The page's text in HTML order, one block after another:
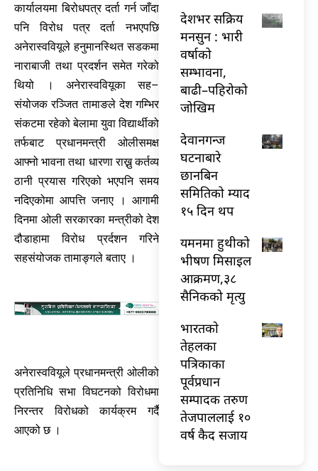
कार्यालयमा बिरोधपत्र दर्ता गर्न जाँदा
पनि विरोध पत्र दर्ता नभएपछि
अनेरास्ववियूले हनुमानस्थित सडकमा
नाराबाजी तथा प्रदर्शन समेत गरेको
थियो । अनेरास्ववियूका सह–
संयोजक रञ्जित तामाङले देश गम्भिर
संकटमा रहेको बेलामा युवा विद्यार्थीको
तर्फबाट प्रधानमन्त्री ओलीसमक्ष
आफ्नो भावना तथा धारणा राख्नु कर्तव्य
ठानी प्रयास गरिएको भएपनि समय
नदिएकोमा आपत्ति जनाए । आगामी
दिनमा ओली सरकारका मन्त्रीको देश
दौडाहामा विरोध प्रर्दशन गरिने
सहसंयोजक तामाङ्गले बताए ।
अनेरास्ववियूले प्रधानमन्त्री ओलीको
प्रतिनिधि सभा विघटनको विरोधमा
निरन्तर विरोधको कार्यक्रम गर्दै
आएको छ ।
देशभर सक्रिय
मनसुन : भारी
वर्षाको
सम्भावना,
बाढी–पहिरोको
जोखिम
देवानगन्ज
घटनाबारे
छानबिन
समितिको म्याद
१५ दिन थप
यमनमा हुथीको
भीषण मिसाइल
आक्रमण,३८
सैनिकको मृत्यु
भारतकाे
तेहलका
पत्रिकाका
पूर्वप्रधान
सम्पादक तरुण
तेजपाललाई १०
वर्ष कैद सजाय